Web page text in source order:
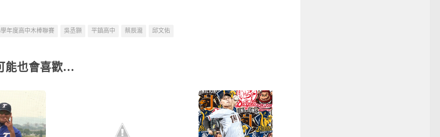
學年度高中木棒聯賽 吳丞顥 平鎮高中 蔡辰瀧 邱文佑
能也會喜歡…